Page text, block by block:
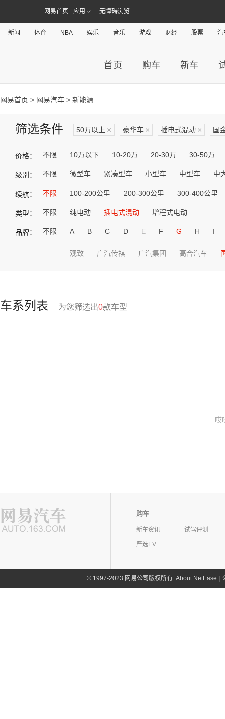
网易首页 应用 无障碍浏览
新闻 体育 NBA 娱乐 音乐 游戏 财经 股票 汽
首页 购车 新车
网易首页 > 网易汽车 > 新能源
筛选条件 50万以上 × 豪华车 × 插电式混动 × 国
价格： 不限 10万以下 10-20万 20-30万 30-50万
级别： 不限 微型车 紧凑型车 小型车 中型车 中
续航： 不限 100-200公里 200-300公里 300-400公里
类型： 不限 纯电动 插电式混动 增程式电动
品牌： 不限 A B C D E F G H I
观致 广汽传祺 广汽集团 高合汽车
车系列表 为您筛选出0款车型
哎
购车
新车资讯
试驾评测
严选EV
©1997-2023 网易公司版权所有 About NetEase